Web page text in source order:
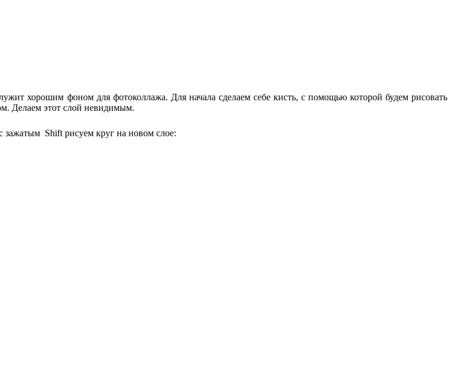
хорошим фоном для фотоколлажа. Для начала сделаем себе кисть, с помощью которой будем рисовать
Делаем этот слой невидимым.
зажатым Shift рисуем круг на новом слое: